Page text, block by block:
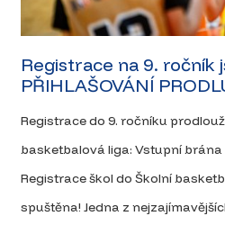
Registrace na 9. ročník
PŘIHLAŠOVÁNÍ
Registrace do 9. ročníku
basketbalová liga: Vstupní brána
Registrace škol do Školní
spuštěna! Jedna z